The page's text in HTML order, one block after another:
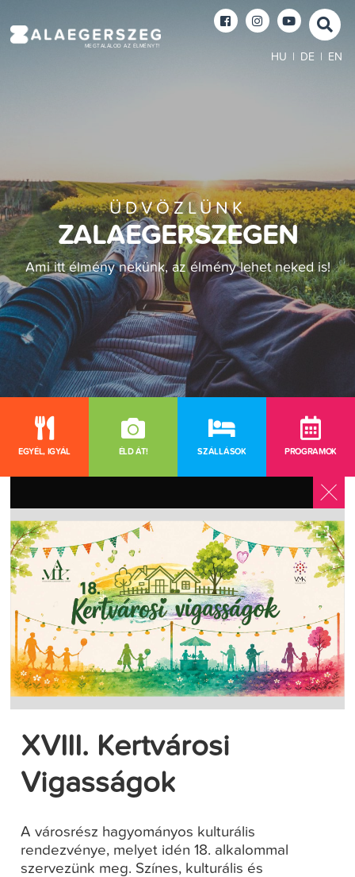
MEGTALÁLOD AZ ÉLMÉNYT!
HU DE EN
ÜDVÖZLÜNK
ZALAEGERSZEGEN
Ami itt élmény nekünk, az élmény lehet neked is!
EGYÉL, IGYÁL ÉLD ÁT! SZÁLLÁSOK PROGRAMOK
XVIII. Kertvárosi
Vigasságok
A városrész hagyományos kulturális
rendezvénye, melyet idén 18. alkalommal
szervezünk meg. Színes, kulturális és